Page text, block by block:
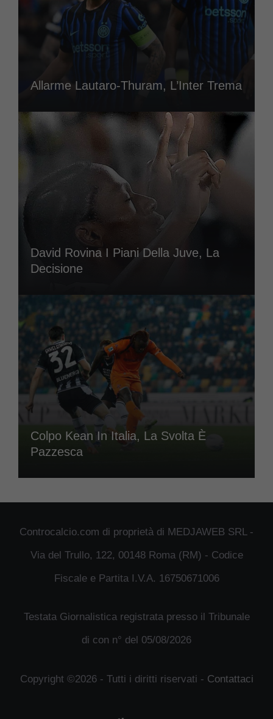
Allarme Lautaro-Thuram, L’Inter Trema
David Rovina I Piani Della Juve, La
Decisione
Colpo Kean In Italia, La Svolta È
Pazzesca
Controcalcio.com di proprietà di MEDJAWEB SRL -
Via del Trullo, 122, 00148 Roma (RM) - Codice
Fiscale e Partita I.V.A. 16750671006
Testata Giornalistica registrata presso il Tribunale
di con n° del 05/08/2026
Copyright ©2026 - Tutti i diritti riservati - Contattaci